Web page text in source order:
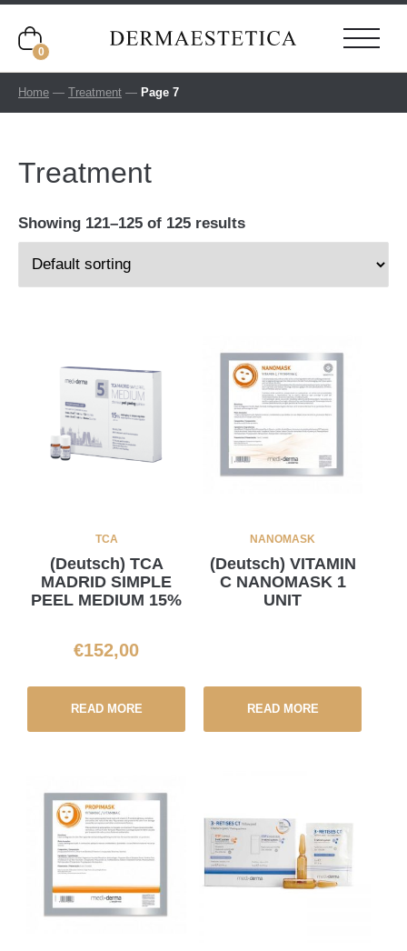
0
Home — Treatment — Page 7
Treatment
Showing 121–125 of 125 results
TCA
(Deutsch) TCA
MADRID SIMPLE
PEEL MEDIUM 15%
€152,00
READ MORE
NANOMASK
(Deutsch) VITAMIN
C NANOMASK 1
UNIT
READ MORE